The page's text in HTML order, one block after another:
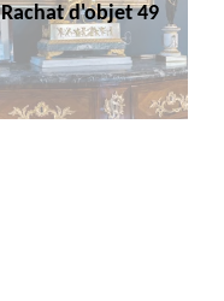
Rachat d'objet 49